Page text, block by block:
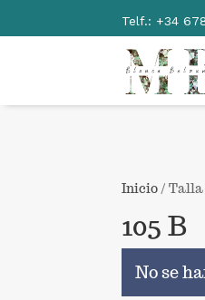
Telf.: +34
Inicio / Talla
105 B
No se